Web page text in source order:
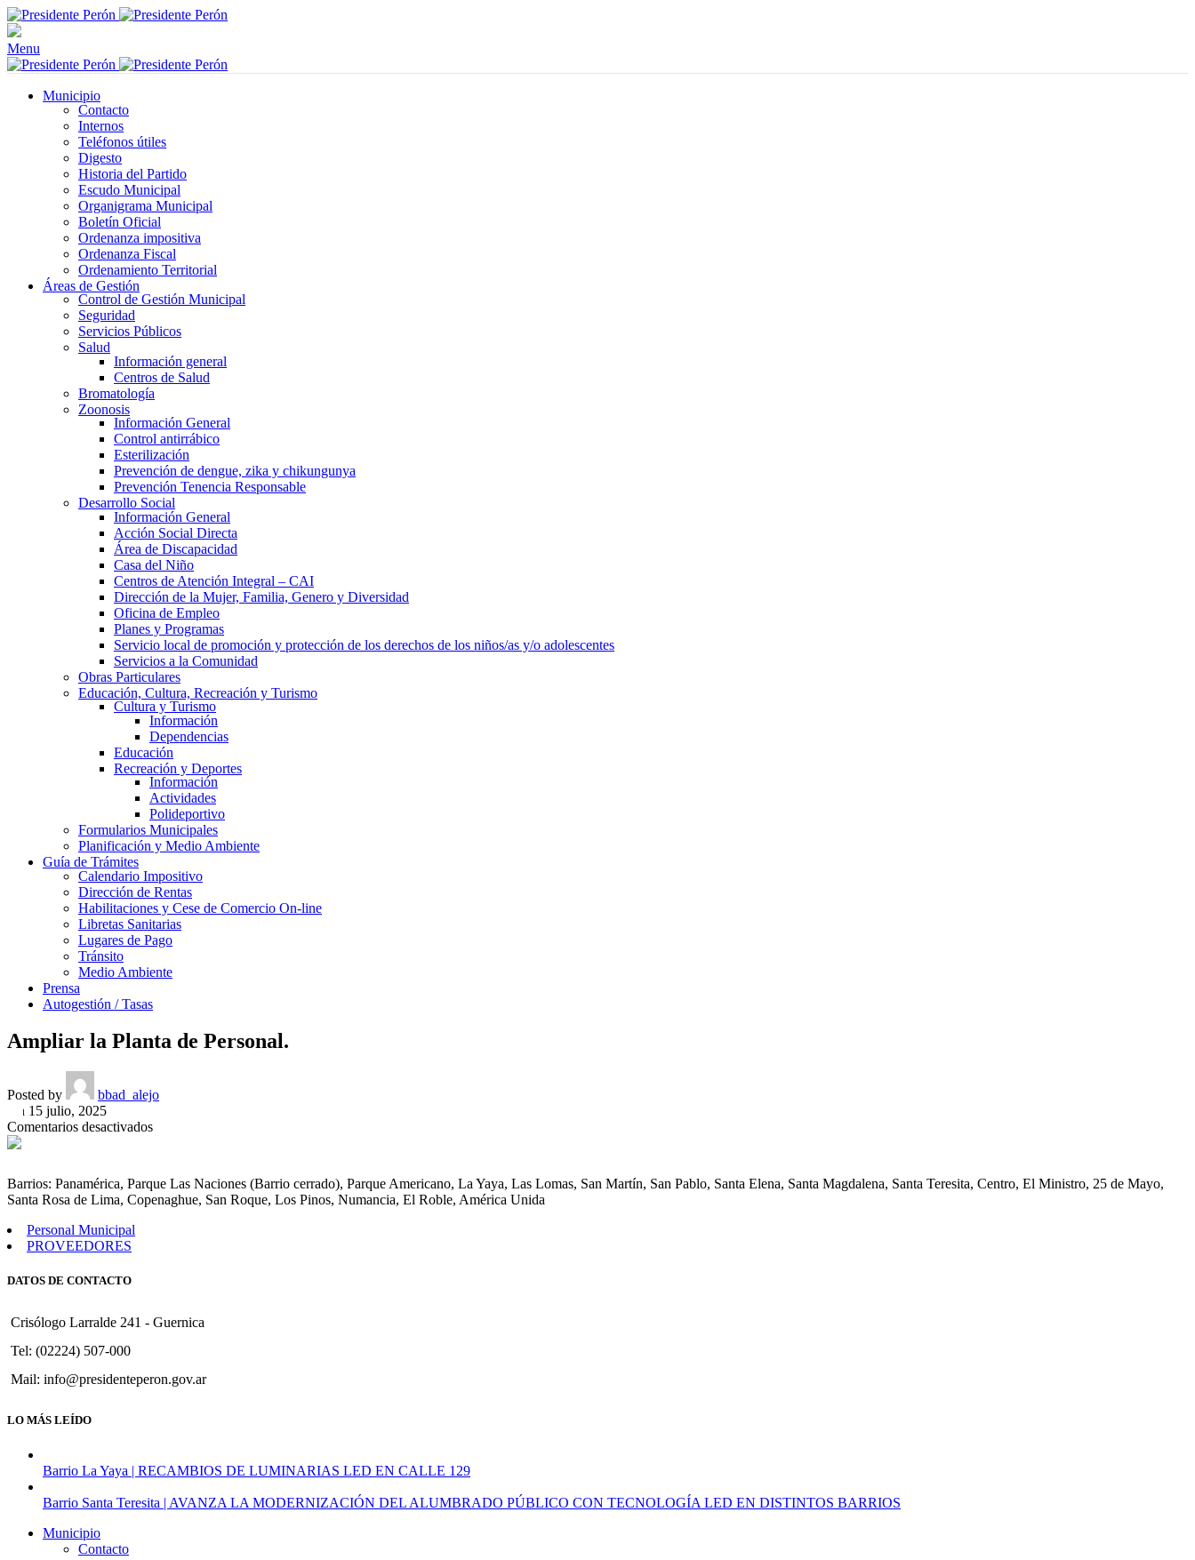
Menu
Municipio
Contacto
Internos
Teléfonos útiles
Digesto
Historia del Partido
Escudo Municipal
Organigrama Municipal
Boletín Oficial
Ordenanza impositiva
Ordenanza Fiscal
Ordenamiento Territorial
Áreas de Gestión
Control de Gestión Municipal
Seguridad
Servicios Públicos
Salud
Información general
Centros de Salud
Bromatología
Zoonosis
Información General
Control antirrábico
Esterilización
Prevención de dengue, zika y chikungunya
Prevención Tenencia Responsable
Desarrollo Social
Información General
Acción Social Directa
Área de Discapacidad
Casa del Niño
Centros de Atención Integral – CAI
Dirección de la Mujer, Familia, Genero y Diversidad
Oficina de Empleo
Planes y Programas
Servicio local de promoción y protección de los derechos de los niños/as y/o adolescentes
Servicios a la Comunidad
Obras Particulares
Educación, Cultura, Recreación y Turismo
Cultura y Turismo
Información
Dependencias
Educación
Recreación y Deportes
Información
Actividades
Polideportivo
Formularios Municipales
Planificación y Medio Ambiente
Guía de Trámites
Calendario Impositivo
Dirección de Rentas
Habilitaciones y Cese de Comercio On-line
Libretas Sanitarias
Lugares de Pago
Tránsito
Medio Ambiente
Prensa
Autogestión / Tasas
Ampliar la Planta de Personal.
Posted by
bbad_alejo
On 15 julio, 2025
Comentarios desactivadosen
de
Personal.
Barrios: Panamérica, Parque Las Naciones (Barrio cerrado), Parque Americano, La Yaya, Las Lomas, San Martín, San Pablo, Santa Elena, Santa Magdalena, Santa Teresita, Centro, El Ministro, 25 de Mayo,
Santa Rosa de Lima, Copenaghue, San Roque, Los Pinos, Numancia, El Roble, América Unida
Personal Municipal
PROVEEDORES
DATOS DE CONTACTO
Crisólogo Larralde 241 - Guernica
Tel: (02224) 507-000
Mail: info@presidenteperon.gov.ar
LO MÁS LEÍDO
Barrio La Yaya | RECAMBIOS DE LUMINARIAS LED EN CALLE 129
Barrio Santa Teresita | AVANZA LA MODERNIZACIÓN DEL ALUMBRADO PÚBLICO CON TECNOLOGÍA LED EN DISTINTOS BARRIOS
Municipio
Contacto